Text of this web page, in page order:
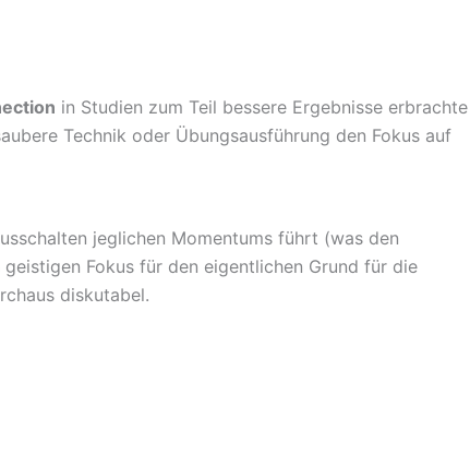
in Studien zum Teil bessere Ergebnisse erbrachte
Technik oder Übungsausführung den Fokus auf
jeglichen Momentums führt (was den
Fokus für den eigentlichen Grund für die
diskutabel.